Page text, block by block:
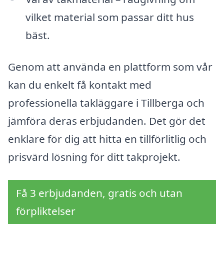
vilket material som passar ditt hus
bäst.
Genom att använda en plattform som vår
kan du enkelt få kontakt med
professionella takläggare i Tillberga och
jämföra deras erbjudanden. Det gör det
enklare för dig att hitta en tillförlitlig och
prisvärd lösning för ditt takprojekt.
Få 3 erbjudanden, gratis och utan
förpliktelser